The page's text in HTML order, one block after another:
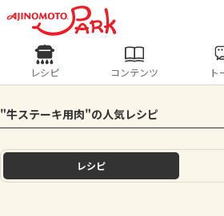
ログインするとレシピを
ログイン
ホーム
レシピ
人気の食材・レシピ
きゅうり なす トマト
レシピ コンテンツ ト
"牛ステーキ用肉"の人気レシピ
レシピ